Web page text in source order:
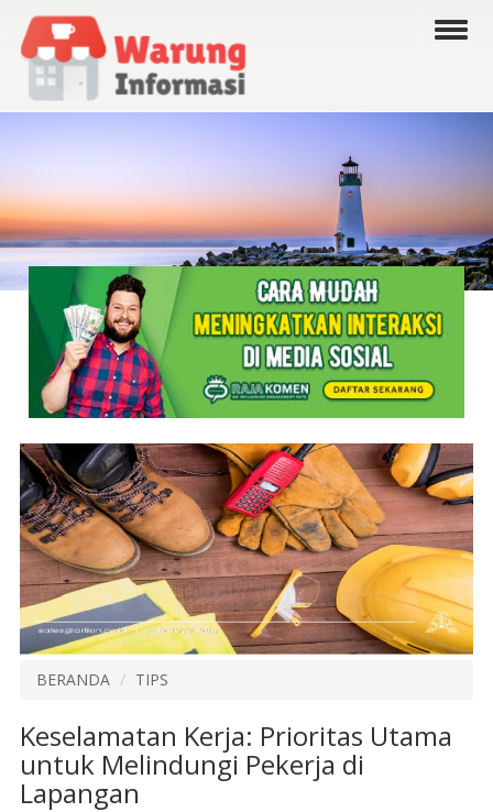
BERANDA TIPS
Keselamatan Kerja: Prioritas Utama
untuk Melindungi Pekerja di
Lapangan